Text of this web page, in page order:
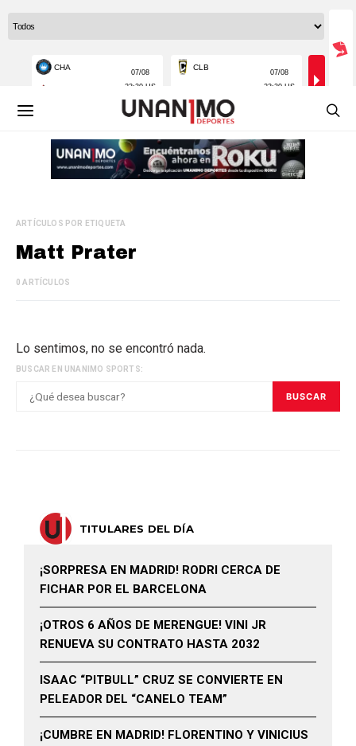
ARTÍCULOS POR ETIQUETA
Matt Prater
0 ARTÍCULOS
Lo sentimos, no se encontró nada.
BUSCAR EN UNANIMO SPORTS:
BUSCAR
TITULARES DEL DÍA
¡SORPRESA EN MADRID! RODRI CERCA DE
FICHAR POR EL BARCELONA
¡OTROS 6 AÑOS DE MERENGUE! VINI JR
RENUEVA SU CONTRATO HASTA 2032
ISAAC “PITBULL” CRUZ SE CONVIERTE EN
PELEADOR DEL “CANELO TEAM”
¡CUMBRE EN MADRID! FLORENTINO Y VINICIUS